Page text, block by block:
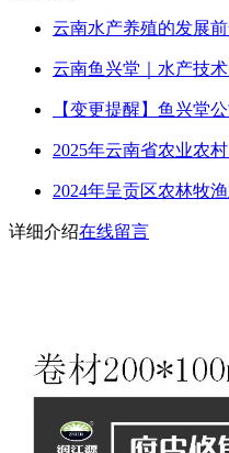
云南水产养殖的发展
云南鱼兴堂｜水产技
【变更提醒】鱼兴堂
2025年云南省农业农
2024年呈贡区农林牧
详细介绍在线留言